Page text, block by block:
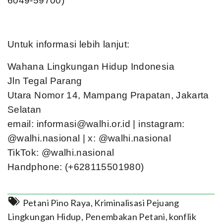
Untuk informasi lebih lanjut:
Wahana Lingkungan Hidup Indonesia
Jln Tegal Parang
Utara Nomor 14, Mampang Prapatan, Jakarta
Selatan
email: informasi@walhi.or.id
| instagram:
@walhi.nasional | x: @walhi.nasional
TikTok: @walhi.nasional
Handphone: (+628115501980)
Petani Pino Raya, Kriminalisasi Pejuang
Lingkungan Hidup, Penembakan Petani, konflik